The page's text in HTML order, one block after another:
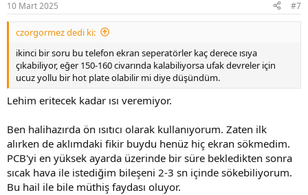
10 Mart 2025 #7
czorgormez dedi ki:
ikinci bir soru bu telefon ekran seperatörler kaç derece ısıya
çıkabiliyor, eğer 150-160 civarında kalabiliyorsa ufak devreler için
ucuz yollu bir hot plate olabilir mi diye düşündüm.
Lehim eritecek kadar ısı veremiyor.
Ben halihazırda ön ısıtıcı olarak kullanıyorum. Zaten ilk
alırken de aklımdaki fikir buydu henüz hiç ekran sökmedim.
PCB'yi en yüksek ayarda üzerinde bir süre bekledikten sonra
sıcak hava ile istediğim bileşeni 2-3 sn içinde sökebiliyorum.
Bu hail ile bile müthiş faydası oluyor.